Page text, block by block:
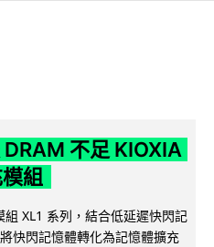
不足 KIOXIA
組
XL1 系列，結合低延遲快閃記
快閃記憶體轉化為記憶體擴充